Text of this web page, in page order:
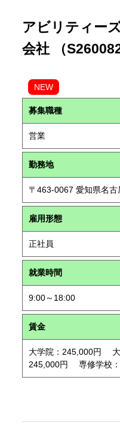
アビリティー
会社 （
NEW
募集職種
営業
勤務地
〒463-0067 愛知県名
雇用形態
正社員
就業時間
9:00～18:00
賃金
大学院：245,000円
245,000円 専修学校：